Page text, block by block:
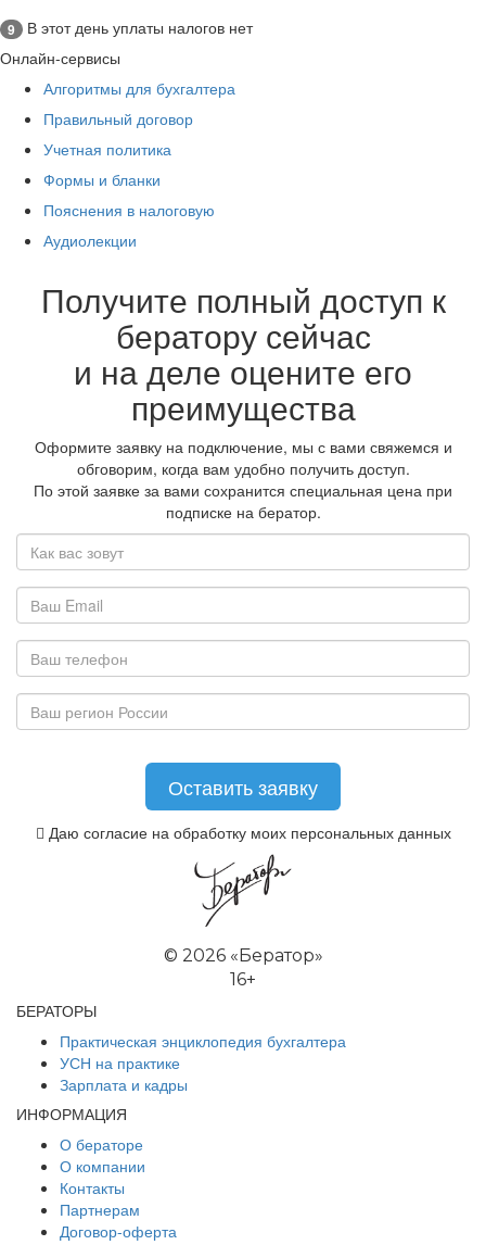
9
В этот день уплаты налогов нет
Онлайн-сервисы
Алгоритмы для бухгалтера
Правильный договор
Учетная политика
Формы и бланки
Пояснения в налоговую
Аудиолекции
Получите полный доступ к
бератору сейчас
и на деле оцените его
преимущества
Оформите заявку на подключение, мы с вами свяжемся и
обговорим, когда вам удобно получить доступ.
По этой заявке за вами сохранится специальная цена при
подписке на бератор.
Даю согласие на обработку моих персональных данных
© 2026 «Бератор»
16+
БЕРАТОРЫ
Практическая энциклопедия бухгалтера
УСН на практике
Зарплата и кадры
ИНФОРМАЦИЯ
О бераторе
О компании
Контакты
Партнерам
Договор-оферта